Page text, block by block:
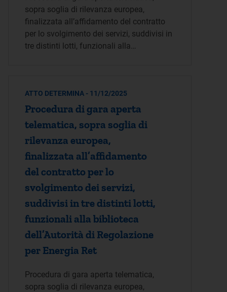
sopra soglia di rilevanza europea,
finalizzata all’affidamento del contratto
per lo svolgimento dei servizi, suddivisi in
tre distinti lotti, funzionali alla…
ATTO DETERMINA - 11/12/2025
Procedura di gara aperta
telematica, sopra soglia di
rilevanza europea,
finalizzata all’affidamento
del contratto per lo
svolgimento dei servizi,
suddivisi in tre distinti lotti,
funzionali alla biblioteca
dell’Autorità di Regolazione
per Energia Ret
Procedura di gara aperta telematica,
sopra soglia di rilevanza europea,